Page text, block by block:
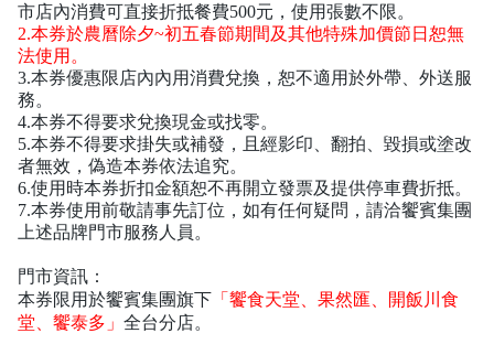
市店內消費可直接折抵餐費500元，使用張數不限。
2.本券於農曆除夕~初五春節期間及其他特殊加價節日恕無
法使用。
3.本券優惠限店內內用消費兌換，恕不適用於外帶、外送服
務。
4.本券不得要求兌換現金或找零。
5.本券不得要求掛失或補發，且經影印、翻拍、毀損或塗改
者無效，偽造本券依法追究。
6.使用時本券折扣金額恕不再開立發票及提供停車費折抵。
7.本券使用前敬請事先訂位，如有任何疑問，請洽饗賓集團
上述品牌門市服務人員。
門市資訊 ：
本券限用於饗賓集團旗下 「饗食天堂、果然匯、開飯川食
堂、饗泰多」 全台分店。